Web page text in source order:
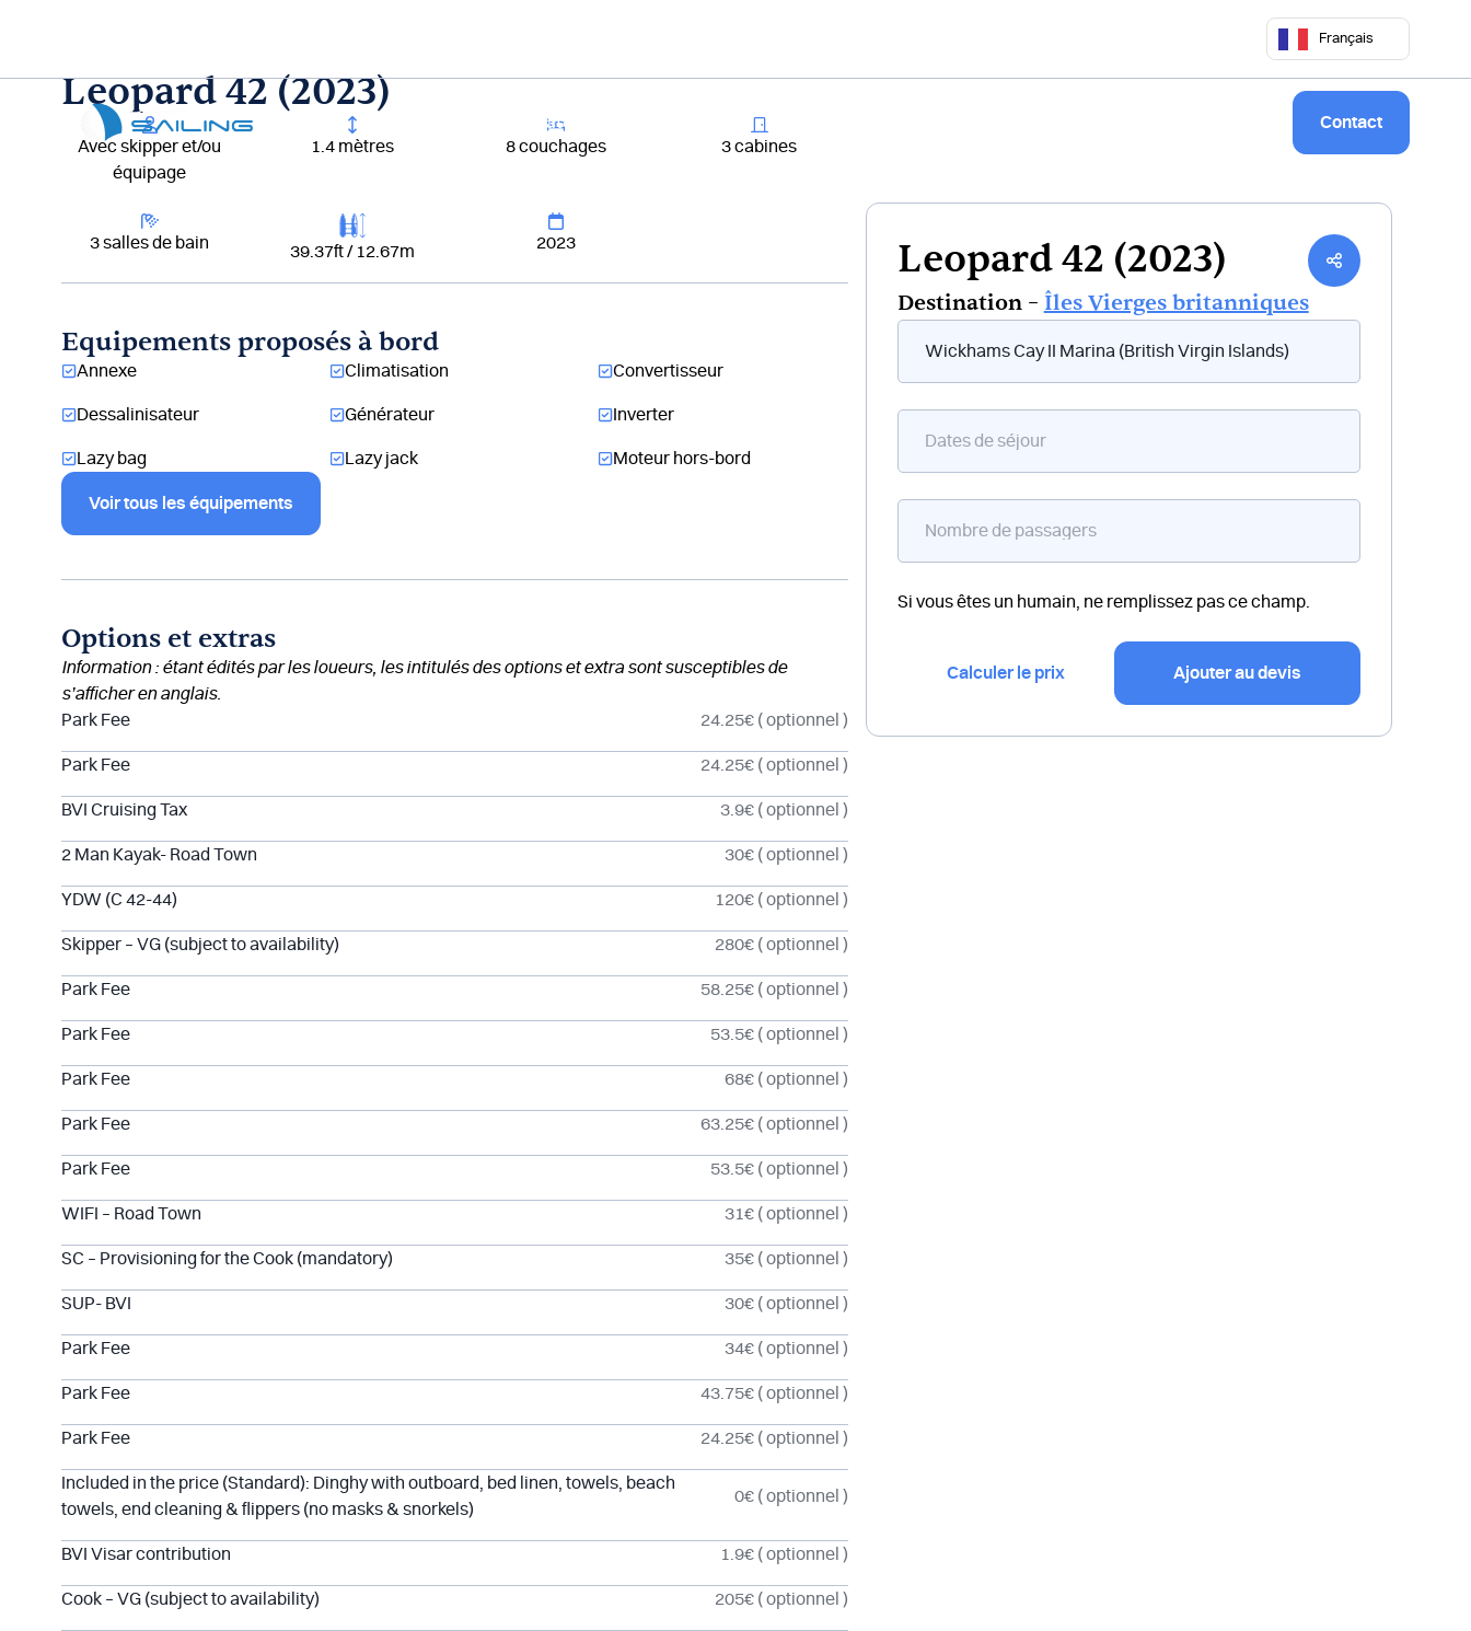
Français
Louer un bateau Contact
Leopard 42 (2023)
Avec skipper et/ou
équipage
1.4 mètres 8 couchages 3 cabines
3 salles de bain 39.37ft / 12.67m 2023
Equipements proposés à bord
Annexe Climatisation Convertisseur
Dessalinisateur Générateur Inverter
Lazy bag Lazy jack Moteur hors-bord
Voir tous les équipements
Options et extras
Information : étant édités par les loueurs, les intitulés des options et extra sont susceptibles de
s’afficher en anglais.
Park Fee
24.25€ ( optionnel )
Park Fee 24.25€ ( optionnel )
BVI Cruising Tax 3.9€ ( optionnel )
2 Man Kayak- Road Town 30€ ( optionnel )
YDW (C 42-44) 120€ ( optionnel )
Skipper – VG (subject to availability) 280€ ( optionnel )
Park Fee 58.25€ ( optionnel )
Park Fee 53.5€ ( optionnel )
Park Fee 68€ ( optionnel )
Park Fee 63.25€ ( optionnel )
Park Fee 53.5€ ( optionnel )
WIFI – Road Town 31€ ( optionnel )
SC – Provisioning for the Cook (mandatory) 35€ ( optionnel )
SUP- BVI 30€ ( optionnel )
Park Fee 34€ ( optionnel )
Park Fee 43.75€ ( optionnel )
Park Fee 24.25€ ( optionnel )
Included in the price (Standard): Dinghy with outboard, bed linen, towels, beach
towels, end cleaning & flippers (no masks & snorkels)
0€ ( optionnel )
BVI Visar contribution 1.9€ ( optionnel )
Cook – VG (subject to availability) 205€ ( optionnel )
Leopard 42 (2023)
Destination – Îles Vierges britanniques
flottant
bateau
Si vous êtes un humain, ne remplissez pas ce champ.
Calculer le prix Ajouter au devis